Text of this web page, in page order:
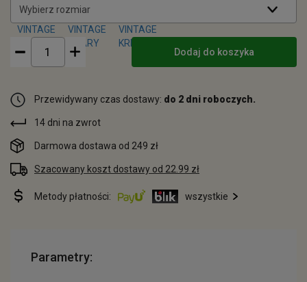
Wybierz rozmiar
Dodaj do koszyka
Przewidywany czas dostawy: do 2 dni roboczych.
14 dni na zwrot
Darmowa dostawa od 249 zł
Szacowany koszt dostawy od 22.99 zł
Metody płatności: wszystkie
Parametry: